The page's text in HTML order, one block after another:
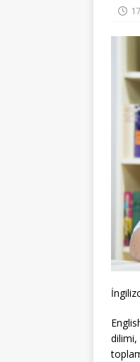
dilimi,